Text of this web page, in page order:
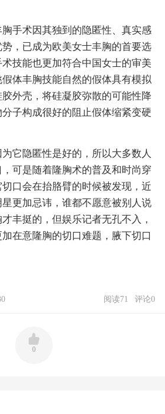
术因其独到的隐匿性、真实感
，已成为欧美女士丰胸的首要选
技能也更加符合中国女士的审美
体丰胸技能自然的假体具有模拟
外壳，将硅凝胶弥散的可能性降
子构成很好的阻止假体缩紧变硬
隐匿性是好的，所以大多数人
可是随着隆胸术的普及和时尚穿
口会在抬胳臂的时候被发现，近
更加忌讳，谁都不愿意被别人说
丰挺的，但娱乐记者无孔不入，
在意隆胸的切口难题，腋下切口
阅读71 评论0
0